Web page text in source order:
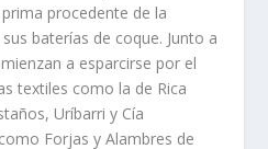
procedente de la
baterías de coque. Junto a
a esparcirse por el
textiles como la de Rica
Uríbarri y Cía
Forjas y Alambres de